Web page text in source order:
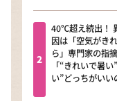
40℃超え続出！
因は「空気がき
ら」専門家の指
「“きれいで暑
い”どっちがいい